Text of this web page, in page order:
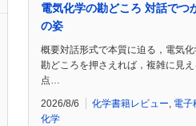
電気化学の勘どころ 対話でつ
の姿
概要対話形式で本質に迫る，電気化
勘どころを押さえれば，複雑に見
点…
2026/8/6 化学書籍レビュー 電子
化学